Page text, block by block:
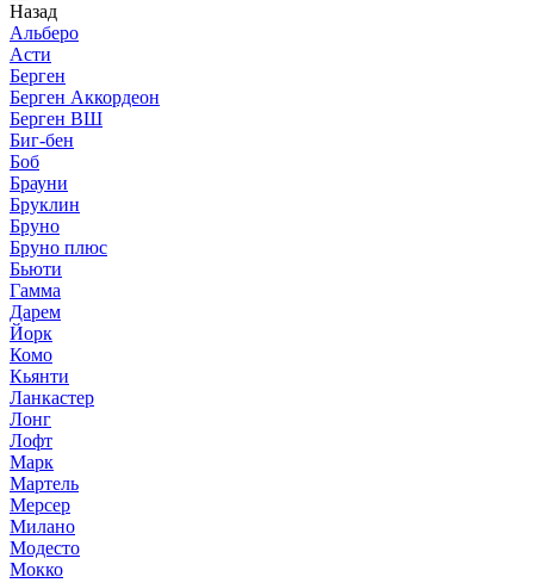
Назад
Альберо
Асти
Берген
Берген Аккордеон
Берген ВШ
Биг-бен
Боб
Брауни
Бруклин
Бруно
Бруно плюс
Бьюти
Гамма
Дарем
Йорк
Комо
Кьянти
Ланкастер
Лонг
Лофт
Марк
Мартель
Мерсер
Милано
Модесто
Мокко